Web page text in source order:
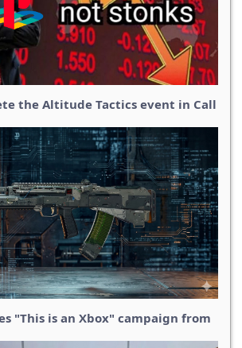
the Altitude Tactics event in Call
"This is an Xbox" campaign from